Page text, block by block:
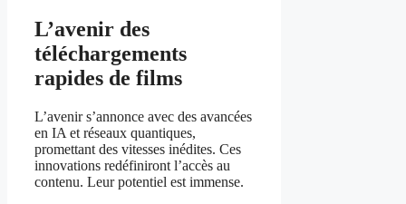
L’avenir des
téléchargements
rapides de films
L’avenir s’annonce avec des avancées
en IA et réseaux quantiques,
promettant des vitesses inédites. Ces
innovations redéfiniront l’accès au
contenu. Leur potentiel est immense.